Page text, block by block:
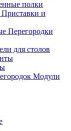
полки
Приставки и
Перегородки
для столов
Модули